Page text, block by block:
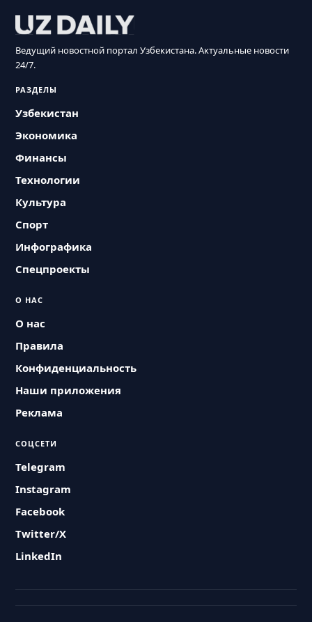
Ведущий новостной портал Узбекистана. Актуальные новости
24/7.
РАЗДЕЛЫ
Узбекистан
Экономика
Финансы
Технологии
Культура
Спорт
Инфографика
Спецпроекты
О НАС
О нас
Правила
Конфиденциальность
Наши приложения
Реклама
СОЦСЕТИ
Telegram
Instagram
Facebook
Twitter/X
LinkedIn